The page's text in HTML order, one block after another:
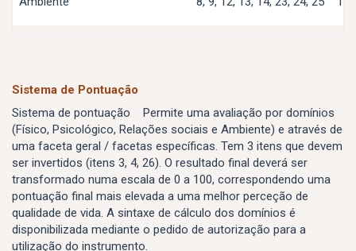
Sistema de Pontuação
Sistema de pontuação Permite uma avaliação por domínios
(Físico, Psicológico, Relações sociais e Ambiente) e através de
uma faceta geral / facetas específicas. Tem 3 itens que devem
ser invertidos (itens 3, 4, 26). O resultado final deverá ser
transformado numa escala de 0 a 100, correspondendo uma
pontuação final mais elevada a uma melhor perceção de
qualidade de vida. A sintaxe de cálculo dos domínios é
disponibilizada mediante o pedido de autorização para a
utilização do instrumento.